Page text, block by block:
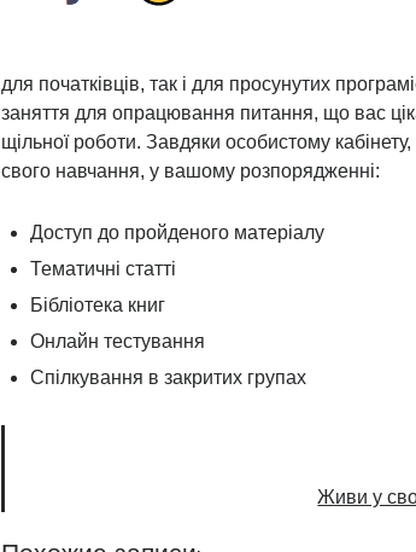
для початківців, так і для просунутих
заняття для опрацювання питання, що вас
щільної роботи. Завдяки особистому
свого навчання, у вашому розпорядженні:
Доступ до пройденого матеріалу
Тематичні статті
Бібліотека книг
Онлайн тестування
Спілкування в закритих групах
Живи у